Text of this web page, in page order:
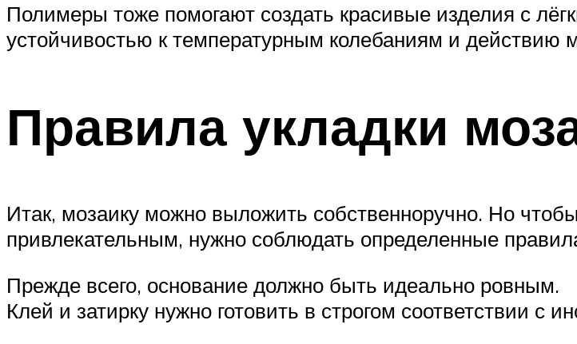
Полимеры тоже помогают создать красивые изделия с
устойчивостью к температурным колебаниям и
Правила укладки
Итак, мозаику можно выложить собственноручно. Но
привлекательным, нужно соблюдать определенные
Прежде всего, основание должно быть идеально ровным.
Клей и затирку нужно готовить в строгом соответствии с